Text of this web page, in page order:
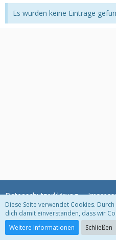
Es wurden keine Einträge
Datenschutzerklärung
Community-
Diese Seite verwendet Cookies.
dich damit einverstanden, dass wir
Weitere Informationen
Schließen